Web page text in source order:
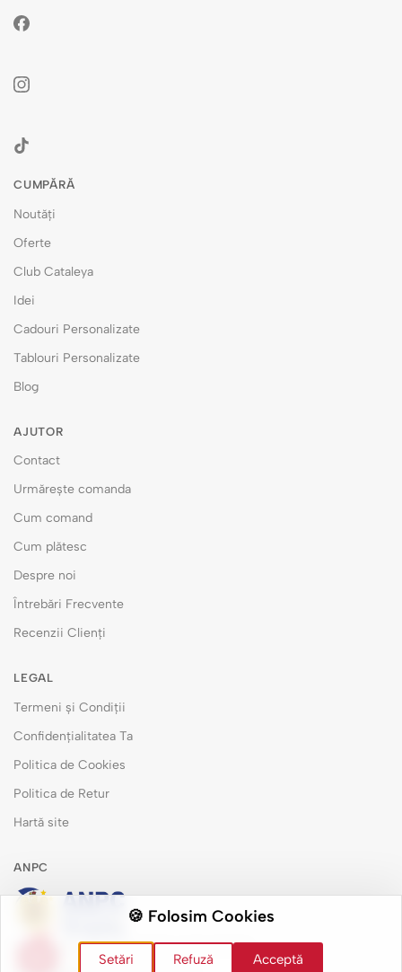
🍪 Folosim Cookies
Setări Refuză Acceptă
CUMPĂRĂ
Noutăți
Oferte
Club Cataleya
Idei
Cadouri Personalizate
Tablouri Personalizate
Blog
AJUTOR
Contact
Urmărește comanda
Cum comand
Cum plătesc
Despre noi
Întrebări Frecvente
Recenzii Clienți
LEGAL
Termeni și Condiții
Confidențialitatea Ta
Politica de Cookies
Politica de Retur
Hartă site
ANPC
Măsuri de remediere pentru consumatori